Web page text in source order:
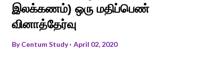
இலக்கணம்) ஒரு மதிப்பெண்
வினாத்தேர்வு
ByCentum Study April 02, 2020